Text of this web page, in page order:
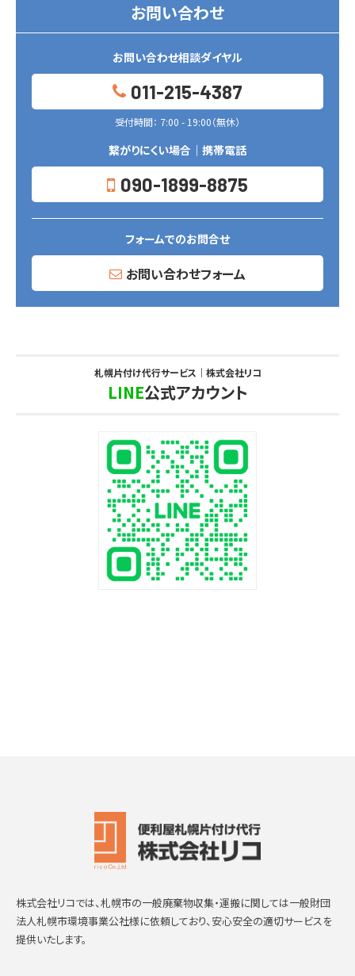
お問い合わせ
お問い合わせ相談ダイヤル
011-215-4387
受付時間： 7:00 - 19:00（無休）
繋がりにくい場合｜携帯電話
090-1899-8875
フォームでのお問合せ
お問い合わせフォーム
札幌片付け代行サービス｜株式会社リコ
LINE公式アカウント
株式会社リコでは、札幌市の一般廃棄物収集・運搬に関しては一般財団
法人札幌市環境事業公社様に依頼しており、安心安全の適切サービスを
提供いたします。